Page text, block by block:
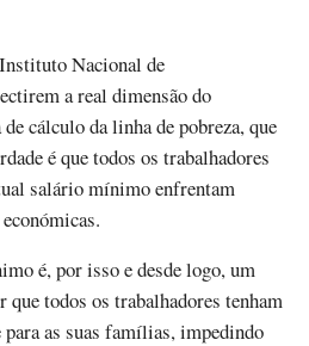
Nacional de
a real dimensão do
cálculo da linha de pobreza, que
é que todos os trabalhadores
salário mínimo enfrentam
é, por isso e desde logo, um
todos os trabalhadores tenham
as suas famílias, impedindo